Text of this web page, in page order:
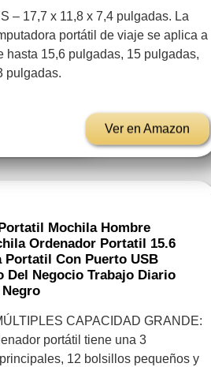
– 17,7 x 11,8 x 7,4 pulgadas. La
portátil de viaje se aplica a
hasta 15,6 pulgadas, 15 pulgadas,
pulgadas.
Ver en Amazon
Mochila Hombre
Ordenador Portatil 15.6
Portatil Con Puerto USB
Del Negocio Trabajo Diario
CAPACIDAD GRANDE:
portátil tiene una 3
12 bolsillos pequeños y